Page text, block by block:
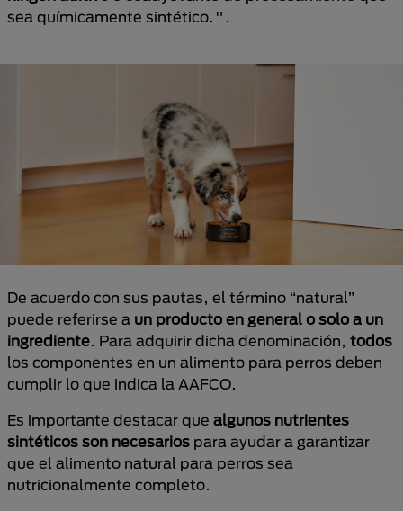
sea químicamente sintético.".
De acuerdo con sus pautas, el término “natural”
puede referirse a un producto en general o solo a un
ingrediente. Para adquirir dicha denominación, todos
los componentes en un alimento para perros deben
cumplir lo que indica la AAFCO.
Es importante destacar que algunos nutrientes
sintéticos son necesarios para ayudar a garantizar
que el alimento natural para perros sea
nutricionalmente completo.